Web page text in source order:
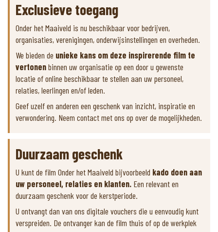
Exclusieve toegang
Onder het Maaiveld is nu beschikbaar voor bedrijven,
organisaties, verenigingen, onderwijsinstellingen en overheden.
We bieden de unieke kans om deze inspirerende film te
vertonenbinnen uw organisatie op een door u gewenste
locatie of online beschikbaar te stellen aan uw personeel,
relaties, leerlingen en/of leden.
Geef uzelf en anderen een geschenk van inzicht, inspiratie en
verwondering. Neem contact met ons op over de mogelijkheden.
Duurzaam geschenk
U kunt de film Onder het Maaiveld bijvoorbeeld kado doen aan
uw personeel, relaties en klanten. Een relevant en
duurzaam geschenk voor de kerstperiode.
U ontvangt dan van ons digitale vouchers die u eenvoudig kunt
verspreiden. De ontvanger kan de film thuis of op de werkplek